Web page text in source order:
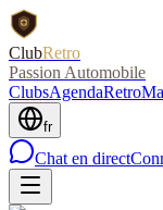
ClubRetro
Passion Automobile
ClubsAgenda
fr
Chat en direct